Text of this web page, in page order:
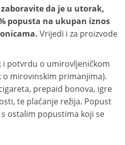
da je u utorak,
popusta na ukupan iznos
Vrijedi i za proizvode
i potvrdu o umirovljeničkom
o mirovinskim primanjima).
prepaid bonova, igre
te plaćanje režija. Popust
ostalim popustima koji se